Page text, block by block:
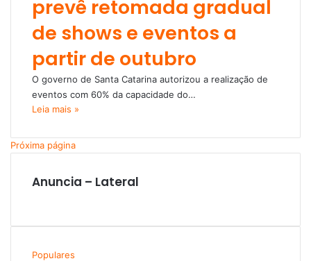
prevê retomada gradual
de shows e eventos a
partir de outubro
O governo de Santa Catarina autorizou a realização de
eventos com 60% da capacidade do…
Leia mais »
Próxima página
Anuncia – Lateral
Populares